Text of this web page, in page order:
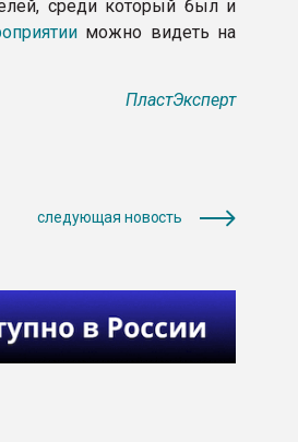
среди который был и
можно видеть на
ПластЭксперт
следующая новость